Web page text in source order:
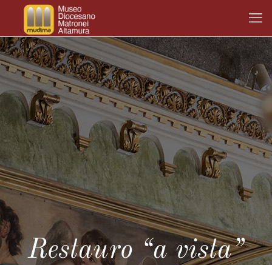
Restauro “a vista”